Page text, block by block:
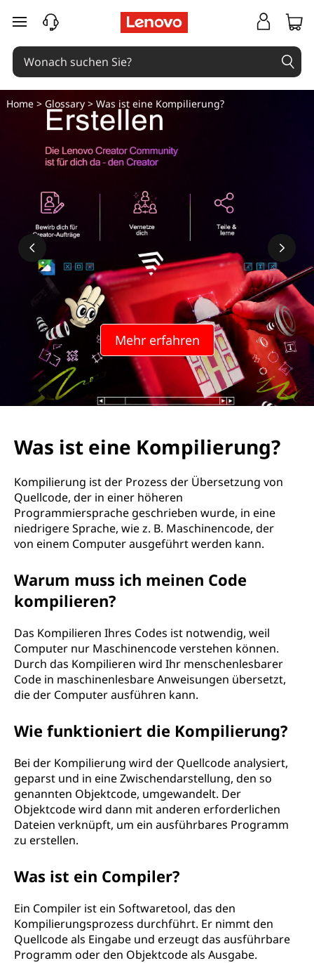
zum Hauptinhalt springen
Mehr erfahren
Home> Glossary> Was ist eine Kompilierung?
Was ist eine Kompilierung?
Kompilierung ist der Prozess der Übersetzung von
Quellcode, der in einer höheren
Programmiersprache geschrieben wurde, in eine
niedrigere Sprache, wie z. B. Maschinencode, der
von einem Computer ausgeführt werden kann.
Warum muss ich meinen Code
kompilieren?
Das Kompilieren Ihres Codes ist notwendig, weil
Computer nur Maschinencode verstehen können.
Durch das Kompilieren wird Ihr menschenlesbarer
Code in maschinenlesbare Anweisungen übersetzt,
die der Computer ausführen kann.
Wie funktioniert die Kompilierung?
Bei der Kompilierung wird der Quellcode analysiert,
geparst und in eine Zwischendarstellung, den so
genannten Objektcode, umgewandelt. Der
Objektcode wird dann mit anderen erforderlichen
Dateien verknüpft, um ein ausführbares Programm
zu erstellen.
Was ist ein Compiler?
Ein Compiler ist ein Softwaretool, das den
Kompilierungsprozess durchführt. Er nimmt den
Quellcode als Eingabe und erzeugt das ausführbare
Programm oder den Objektcode als Ausgabe.